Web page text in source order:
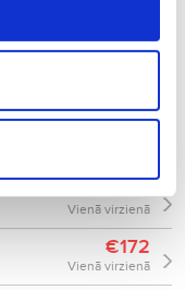
Vienā virzienā
Vienā virzienā
€172
Vienā virzienā